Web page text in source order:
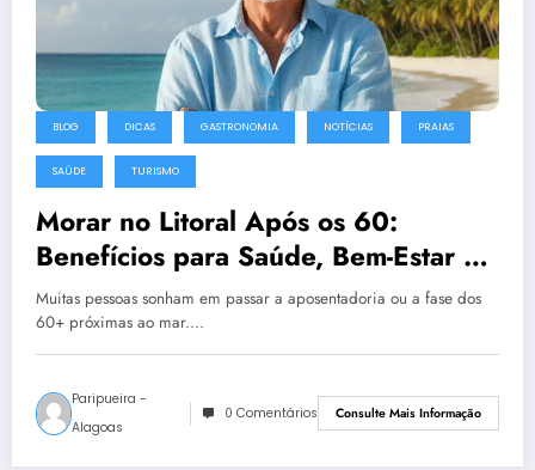
BLOG DICAS GASTRONOMIA NOTÍCIAS PRAIAS
SAÚDE TURISMO
Morar no Litoral Após os 60:
Benefícios para Saúde, Bem-Estar e
Qualidade de Vida
Muitas pessoas sonham em passar a aposentadoria ou a fase dos
60+ próximas ao mar.…
Paripueira -
Alagoas
0 Comentários Consulte Mais Informação